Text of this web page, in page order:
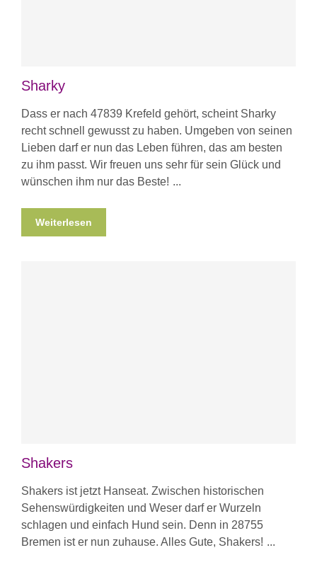
Sharky
Dass er nach 47839 Krefeld gehört, scheint Sharky
recht schnell gewusst zu haben. Umgeben von seinen
Lieben darf er nun das Leben führen, das am besten
zu ihm passt. Wir freuen uns sehr für sein Glück und
wünschen ihm nur das Beste!
Weiterlesen
Shakers
Shakers ist jetzt Hanseat. Zwischen historischen
Sehenswürdigkeiten und Weser darf er Wurzeln
schlagen und einfach Hund sein. Denn in 28755
Bremen ist er nun zuhause. Alles Gute, Shakers!